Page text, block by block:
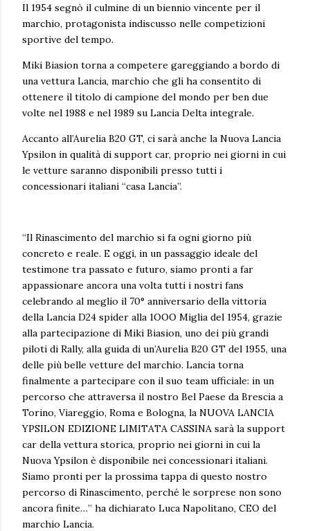
Il 1954 segnò il culmine di un biennio vincente per il
marchio, protagonista indiscusso nelle competizioni
sportive del tempo.
Miki Biasion torna a competere gareggiando a bordo di
una vettura Lancia, marchio che gli ha consentito di
ottenere il titolo di campione del mondo per ben due
volte nel 1988 e nel 1989 su Lancia Delta integrale.
Accanto all’Aurelia B20 GT, ci sarà anche la Nuova Lancia
Ypsilon in qualità di support car, proprio nei giorni in cui
le vetture saranno disponibili presso tutti i
concessionari italiani “casa Lancia”.
“Il Rinascimento del marchio si fa ogni giorno più
concreto e reale. E oggi, in un passaggio ideale del
testimone tra passato e futuro, siamo pronti a far
appassionare ancora una volta tutti i nostri fans
celebrando al meglio il 70° anniversario della vittoria
della Lancia D24 spider alla 1OOO Miglia del 1954, grazie
alla partecipazione di Miki Biasion, uno dei più grandi
piloti di Rally, alla guida di un’Aurelia B20 GT del 1955, una
delle più belle vetture del marchio. Lancia torna
finalmente a partecipare con il suo team ufficiale: in un
percorso che attraversa il nostro Bel Paese da Brescia a
Torino, Viareggio, Roma e Bologna, la NUOVA LANCIA
YPSILON EDIZIONE LIMITATA CASSINA sarà la support
car della vettura storica, proprio nei giorni in cui la
Nuova Ypsilon è disponibile nei concessionari italiani.
Siamo pronti per la prossima tappa di questo nostro
percorso di Rinascimento, perché le sorprese non sono
ancora finite…” ha dichiarato Luca Napolitano, CEO del
marchio Lancia.